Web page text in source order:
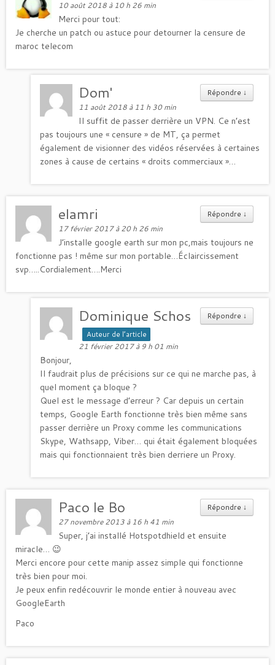
10 août 2018 à 10 h 26 min
Merci pour tout:
Je cherche un patch ou astuce pour detourner la censure de
maroc telecom
Répondre ↓
Dom'
11 août 2018 à 11 h 30 min
Il suffit de passer derrière un VPN. Ce n’est
pas toujours une « censure » de MT, ça permet
également de visionner des vidéos réservées à certaines
zones à cause de certains « droits commerciaux »…
Répondre ↓
elamri
17 février 2017 à 20 h 26 min
J’installe google earth sur mon pc,mais toujours ne
fonctionne pas ! même sur mon portable…Éclaircissement
svp…..Cordialement….Merci
Répondre ↓
Dominique Schos
Auteur de l’article
21 février 2017 à 9 h 01 min
Bonjour,
Il faudrait plus de précisions sur ce qui ne marche pas, à
quel moment ça bloque ?
Quel est le message d’erreur ? Car depuis un certain
temps, Google Earth fonctionne très bien même sans
passer derrière un Proxy comme les communications
Skype, Wathsapp, Viber… qui était également bloquées
mais qui fonctionnaient très bien derriere un Proxy.
Répondre ↓
Paco le Bo
27 novembre 2013 à 16 h 41 min
Super, j’ai installé Hotspotdhield et ensuite
miracle… 😉
Merci encore pour cette manip assez simple qui fonctionne
très bien pour moi.
Je peux enfin redécouvrir le monde entier à nouveau avec
GoogleEarth
Paco